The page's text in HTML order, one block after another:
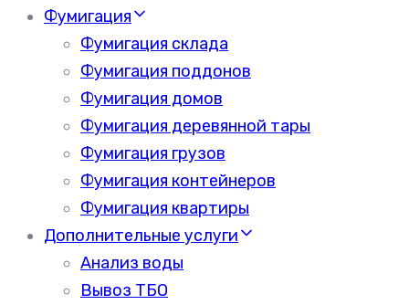
Фумигация
Фумигация склада
Фумигация поддонов
Фумигация домов
Фумигация деревянной тары
Фумигация грузов
Фумигация контейнеров
Фумигация квартиры
Дополнительные услуги
Анализ воды
Вывоз ТБО